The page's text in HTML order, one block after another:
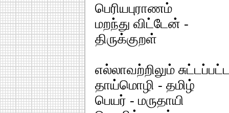
பெரியபுராணம்
மறந்து விட்டேன் -
திருக்குறள்
எல்லாவற்றிலும்
தாய்மொழி - தமிழ்
பெயர் - மருதாயி